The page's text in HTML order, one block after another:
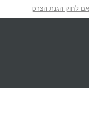
לחוק הגנת הצרכן